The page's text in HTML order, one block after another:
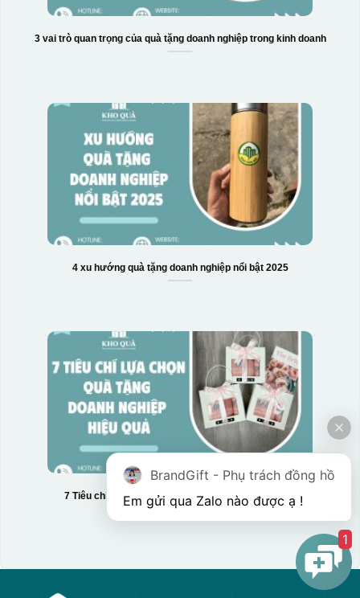
3 vai trò quan trọng của quà tặng doanh nghiệp trong kinh doanh
4 xu hướng quà tặng doanh nghiệp nổi bật 2025
7 Tiêu chí lựa chọn quà tặng doanh nghiệp hiệu quả
BrandGift - Phụ trách đồng hồ
1